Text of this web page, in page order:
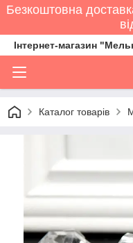
Безкоштовна
Інтернет-магазин
Каталог товарів